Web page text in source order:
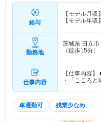
給与
【モデル月収】
【モデル年収】
勤務地
茨城県 日立市
（徒歩15分）
仕事内容
【仕事内容】 ■言
・「こころ
車通勤可 残業少なめ